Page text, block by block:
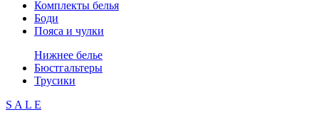
Комплекты белья
Боди
Пояса и чулки
Нижнее белье
Бюстгальтеры
Трусики
S A L E